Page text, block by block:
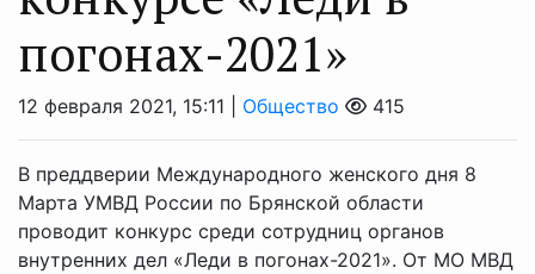
погонах-2021»
12 февраля 2021, 15:11 | Общество 415
В преддверии Международного женского дня 8
Марта УМВД России по Брянской области
проводит конкурс среди сотрудниц органов
внутренних дел «Леди в погонах-2021». От МО МВД